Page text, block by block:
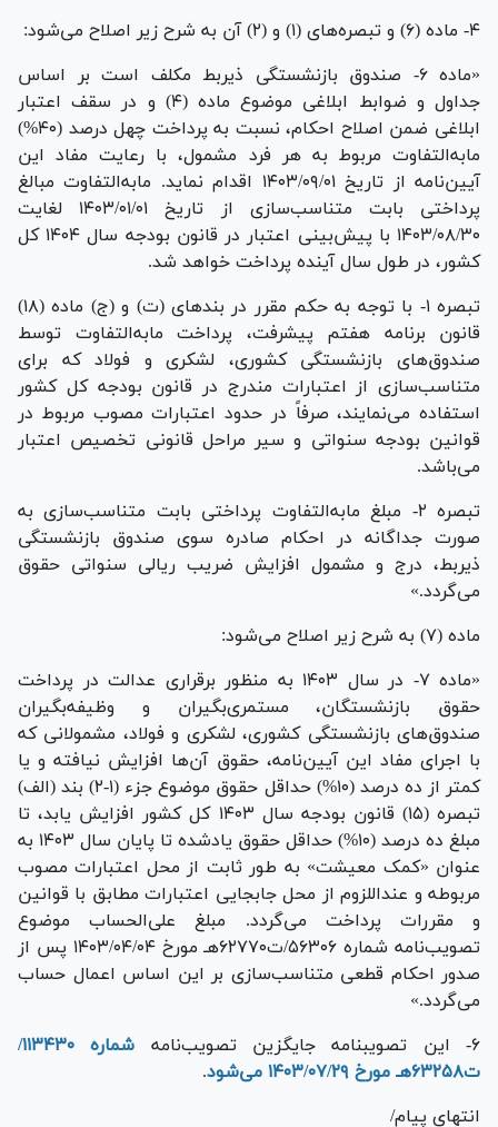
۴- ماده (۶) و تبصره‌های (۱) و (۲) آن به شرح زیر اصلاح می‌شود:
«ماده ۶- صندوق بازنشستگی ذیربط مکلف است بر اساس
جداول و ضوابط ابلاغی موضوع ماده (۴) و در سقف اعتبار
ابلاغی ضمن اصلاح احکام، نسبت به پرداخت چهل درصد (۴۰%)
مابه‌التفاوت مربوط به هر فرد مشمول، با رعایت مفاد این
آیین‌نامه از تاریخ ۱۴۰۳/۰۹/۰۱ اقدام نماید. مابه‌التفاوت مبالغ
پرداختی بابت متناسب‌سازی از تاریخ ۱۴۰۳/۰۱/۰۱ لغایت
۱۴۰۳/۰۸/۳۰ با پیش‌بینی اعتبار در قانون بودجه سال ۱۴۰۴ کل
کشور، در طول سال آینده پرداخت خواهد شد.
تبصره ۱- با توجه به حکم مقرر در بند‌های (ت) و (ج) ماده (۱۸)
قانون برنامه هفتم پیشرفت، پرداخت مابه‌التفاوت توسط
صندوق‌های بازنشستگی کشوری، لشکری و فولاد که برای
متناسب‌سازی از اعتبارات مندرج در قانون بودجه کل کشور
استفاده می‌نمایند، صرفاً در حدود اعتبارات مصوب مربوط در
قوانین بودجه سنواتی و سیر مراحل قانونی تخصیص اعتبار
می‌باشد.
تبصره ۲- مبلغ مابه‌التفاوت پرداختی بابت متناسب‌سازی به
صورت جداگانه در احکام صادره سوی صندوق بازنشستگی
ذیربط، درج و مشمول افزایش ضریب ریالی سنواتی حقوق
می‌گردد.»
ماده (۷) به شرح زیر اصلاح می‌شود:
«ماده ۷- در سال ۱۴۰۳ به منظور برقراری عدالت در پرداخت
حقوق بازنشستگان، مستمری‌بگیران و وظیفه‌بگیران
صندوق‌های بازنشستگی کشوری، لشکری و فولاد، مشمولانی که
با اجرای مفاد این آیین‌نامه، حقوق آن‌ها افزایش نیافته و یا
کمتر از ده درصد (۱۰%) حداقل حقوق موضوع جزء (۱-۲) بند (الف)
تبصره (۱۵) قانون بودجه سال ۱۴۰۳ کل کشور افزایش یابد، تا
مبلغ ده درصد (۱۰%) حداقل حقوق یادشده تا پایان سال ۱۴۰۳ به
عنوان «کمک معیشت» به طور ثابت از محل اعتبارات مصوب
مربوطه و عنداللزوم از محل جابجایی اعتبارات مطابق با قوانین
و مقررات پرداخت می‌گردد. مبلغ علی‌الحساب موضوع
تصویب‌نامه شماره ۵۶۳۰۶/ت۶۲۷۷۰هـ مورخ ۱۴۰۳/۰۴/۰۴ پس از
صدور احکام قطعی متناسب‌سازی بر این اساس اعمال حساب
می‌گردد.»
۶- این تصویبنامه جایگزین تصویب‌نامه
شماره ۱۱۳۴۳۰/
ت۶۳۲۵۸هـ مورخ ۱۴۰۳/۰۷/۲۹ می‌شود
.
انتهای پیام/